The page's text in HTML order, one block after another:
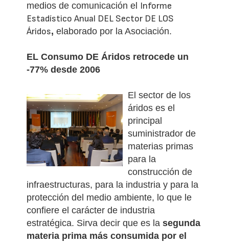
medios de comunicación el Informe
Estadístico Anual DEL Sector DE LOS
Áridos, elaborado por la Asociación.
EL Consumo DE Áridos retrocede un
-77% desde 2006
El sector de los
áridos es el
principal
suministrador de
materias primas
para la
construcción de
infraestructuras, para la industria y para la
protección del medio ambiente, lo que le
confiere el carácter de industria
estratégica. Sirva decir que es lasegunda
materia prima más consumida por el